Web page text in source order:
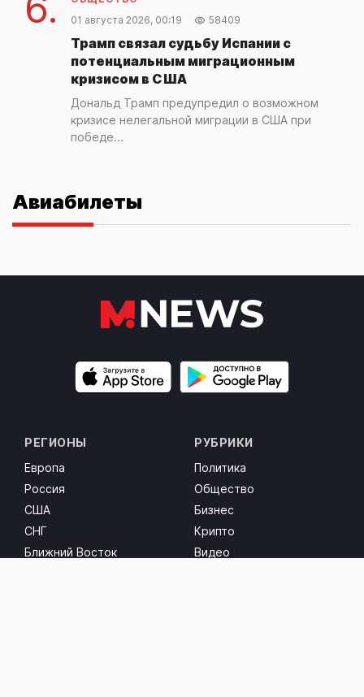
01 августа 2026, 00:19
58409
Трамп связал судьбу Испании с
потенциальным миграционным
кризисом в США
Дональд Трамп предупредил о возможном
кризисе нелегальной миграции в США при
победе...
Авиабилеты
РЕГИОНЫ
Европа
Россия
США
СНГ
Ближний Восток
РУБРИКИ
Политика
Общество
Бизнес
Крипто
Видео